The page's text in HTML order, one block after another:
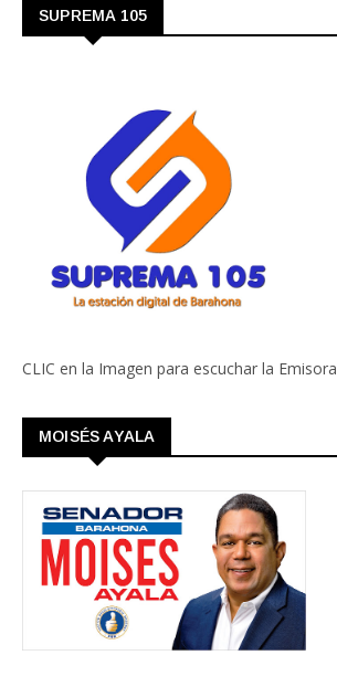
SUPREMA 105
CLIC en la Imagen para escuchar la Emisora
MOISÉS AYALA